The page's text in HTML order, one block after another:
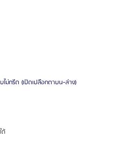
ต้
ไม่กรีด (เปิดเปลือกตาบน-ล่าง)